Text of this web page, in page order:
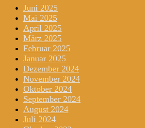
Juni 2025
Mai 2025
April 2025
März 2025
Februar 2025
Januar 2025
Dezember 2024
November 2024
Oktober 2024
September 2024
August 2024
Juli 2024